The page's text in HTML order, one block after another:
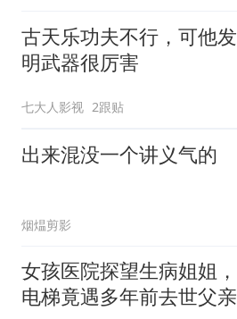
古天乐功夫不行，可他发
明武器很厉害
七大人影视 2跟贴
出来混没一个讲义气的
烟煴剪影
女孩医院探望生病姐姐，
电梯竟遇多年前去世父亲